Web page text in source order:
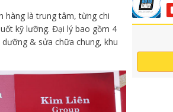
hàng là trung tâm, từng chi
kỹ lưỡng. Đại lý bao gồm 4
& sửa chữa chung, khu